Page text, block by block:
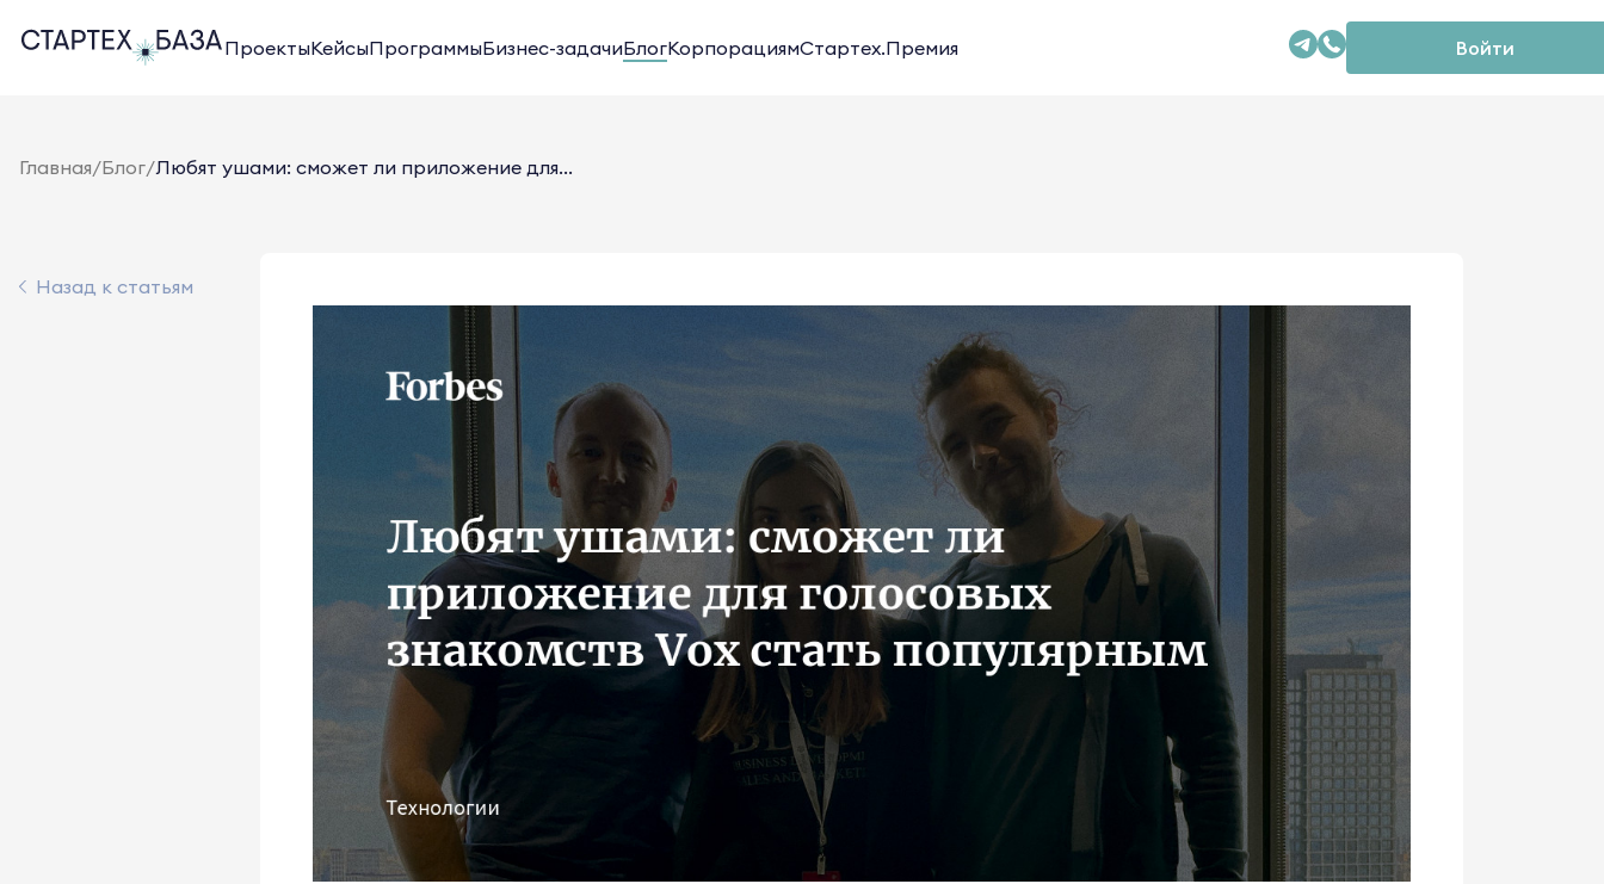
ПроектыКейсыПрограммыБизнес-задачиБлогКорпорациямСтартех.Премия Войти
Главная/Блог/Любят ушами: сможет ли приложение для...
Назад к статьям